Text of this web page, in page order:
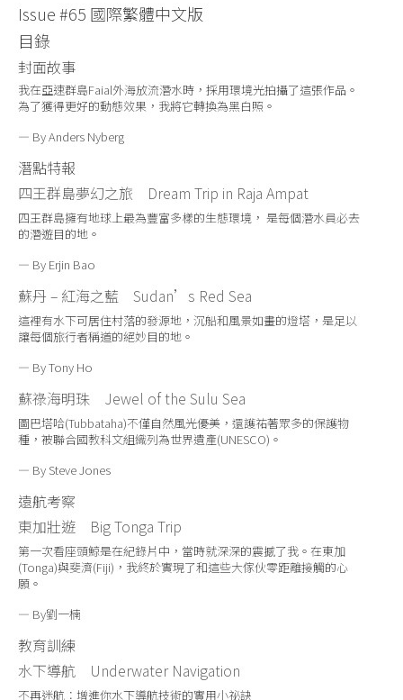
Issue #65 國際繁體中文版
目錄
封面故事
我在亞速群島Faial外海放流潛水時，採用環境光拍攝了這張作品。
為了獲得更好的動態效果，我將它轉換為黑白照。
— By Anders Nyberg
潛點特報
四王群島夢幻之旅
Dream Trip in Raja Ampat
四王群島擁有地球上最為豐富多樣的生態環境， 是每個潛水員必去
的潛遊目的地。
— By Erjin Bao
蘇丹 – 紅海之藍 Sudan’s Red Sea
這裡有水下可居住村落的發源地，沉船和風景如畫的燈塔，是足以
讓每個旅行者稱道的絕妙目的地。
— By Tony Ho
蘇祿海明珠 Jewel of the Sulu Sea
圖巴塔哈(Tubbataha)不僅自然風光優美，還護祐著眾多的保護物
種，被聯合國教科文組織列為世界遺產(UNESCO)。
— By Steve Jones
遠航考察
東加壯遊
Big Tonga Trip
第一次看座頭鯨是在紀錄片中，當時就深深的震撼了我。在東加
(Tonga)與斐濟(Fiji)，我終於實現了和這些大傢伙零距離接觸的心
願。
— By劉一楠
教育訓練
水下導航
Underwater Navigation
不再迷航：增進你水下導航技術的實用小祕訣